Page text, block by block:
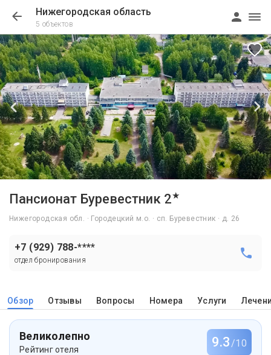
Нижегородская область
5 объектов
Пансионат Буревестник 2★
Нижегородская обл. · Городецкий м.о. · сп. Буревестник · д. 26
+7 (929) 788-****
отдел бронирования
Обзор Отзывы Вопросы Номера Услуги
Великолепно
Рейтинг отеля 9.3/10